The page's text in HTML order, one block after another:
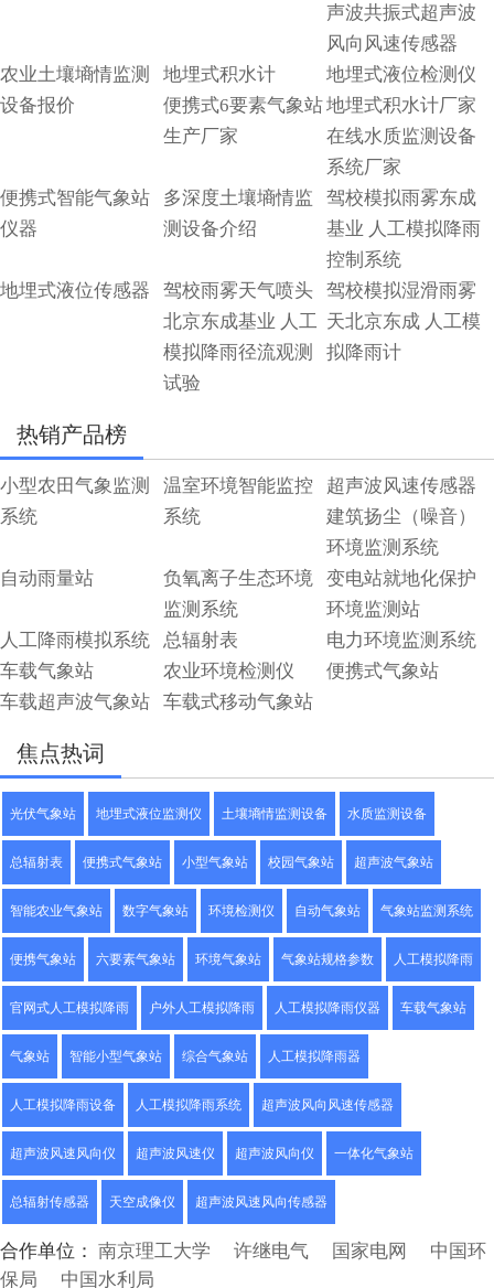
声波共振式超声波
风向风速传感器
农业土壤墒情监测
设备报价
地埋式积水计
地埋式液位检测仪
便携式6要素气象站
生产厂家
地埋式积水计厂家
在线水质监测设备
系统厂家
便携式智能气象站
仪器
多深度土壤墒情监
测设备介绍
驾校模拟雨雾东成
基业 人工模拟降雨
控制系统
地埋式液位传感器
驾校雨雾天气喷头
北京东成基业 人工
模拟降雨径流观测
试验
驾校模拟湿滑雨雾
天北京东成 人工模
拟降雨计
热销产品榜
小型农田气象监测
系统
温室环境智能监控
系统
超声波风速传感器
建筑扬尘（噪音）
环境监测系统
自动雨量站
负氧离子生态环境
监测系统
变电站就地化保护
环境监测站
人工降雨模拟系统
总辐射表
电力环境监测系统
车载气象站
农业环境检测仪
便携式气象站
车载超声波气象站
车载式移动气象站
焦点热词
光伏气象站 地埋式液位监测仪 土壤墒情监测设备 水质监测设备
总辐射表 便携式气象站 小型气象站 校园气象站 超声波气象站
智能农业气象站 数字气象站 环境检测仪 自动气象站 气象站监测系统
便携气象站 六要素气象站 环境气象站 气象站规格参数 人工模拟降雨
官网式人工模拟降雨 户外人工模拟降雨 人工模拟降雨仪器 车载气象站
气象站 智能小型气象站 综合气象站 人工模拟降雨器
人工模拟降雨设备 人工模拟降雨系统 超声波风向风速传感器
超声波风速风向仪 超声波风速仪 超声波风向仪 一体化气象站
总辐射传感器 天空成像仪 超声波风速风向传感器
合作单位： 南京理工大学 许继电气 国家电网
中国环
保局
中国水利局